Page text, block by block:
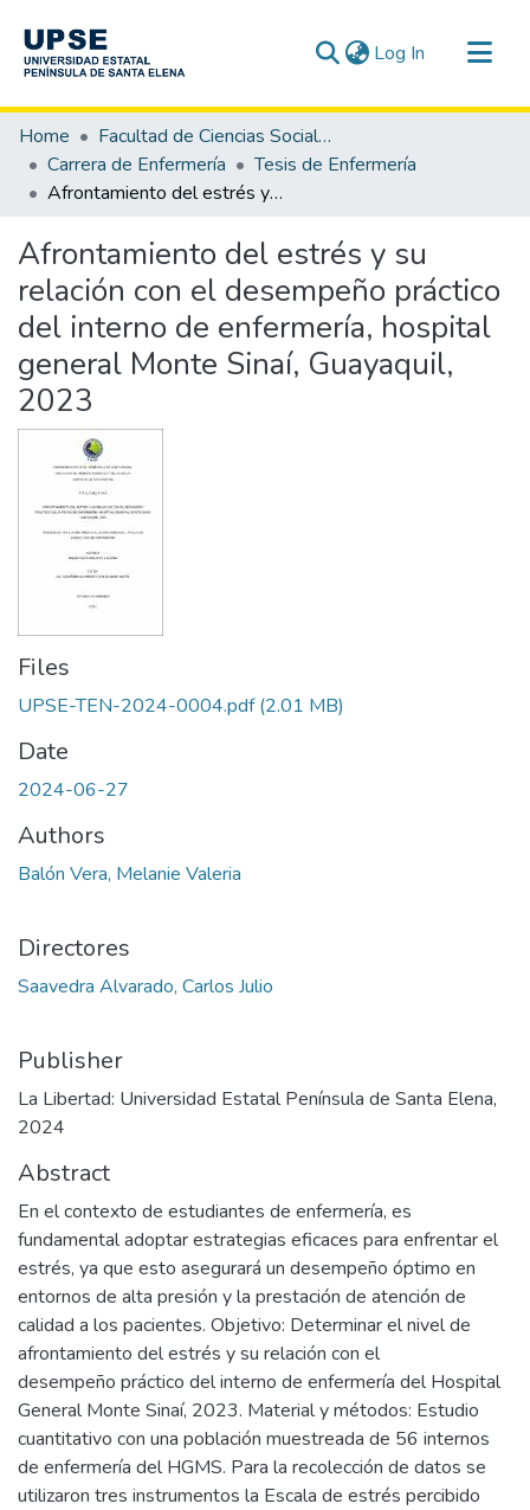
Log In (current)
Communities & Collections
All of DSpace
Statistics
Home
Facultad de Ciencias Sociales y de la Salud
Carrera de Enfermería
Tesis de Enfermería
Afrontamiento del estrés y su relación con el desempeño práctico del interno de enfermería, hospital general Monte Sinaí, Guayaquil, 2023
Afrontamiento del estrés y su
relación con el desempeño práctico
del interno de enfermería, hospital
general Monte Sinaí, Guayaquil,
2023
Files
UPSE-TEN-2024-0004.pdf(2.01 MB)
Date
2024-06-27
Authors
Balón Vera, Melanie Valeria
Directores
Saavedra Alvarado, Carlos Julio
Publisher
La Libertad: Universidad Estatal Península de Santa Elena,
2024
Abstract
En el contexto de estudiantes de enfermería, es
fundamental adoptar estrategias eficaces para enfrentar el
estrés, ya que esto asegurará un desempeño óptimo en
entornos de alta presión y la prestación de atención de
calidad a los pacientes. Objetivo: Determinar el nivel de
afrontamiento del estrés y su relación con el
desempeño práctico del interno de enfermería del Hospital
General Monte Sinaí, 2023. Material y métodos: Estudio
cuantitativo con una población muestreada de 56 internos
de enfermería del HGMS. Para la recolección de datos se
utilizaron tres instrumentos la Escala de estrés percibido